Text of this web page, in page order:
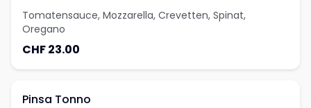
Tomatensauce, Mozzarella, Crevetten, Spinat,
Oregano
CHF 23.00
Pinsa Tonno